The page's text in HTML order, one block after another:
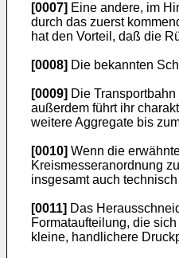
[0007] Eine andere, im
durch das zuerst
hat den Vorteil, daß die
[0008] Die bekannten
[0009] Die
außerdem führt ihr
weitere Aggregate bis
[0010] Wenn die
Kreismesseranordnung
insgesamt auch
[0011] Das
Formataufteilung, die
kleine, handlichere